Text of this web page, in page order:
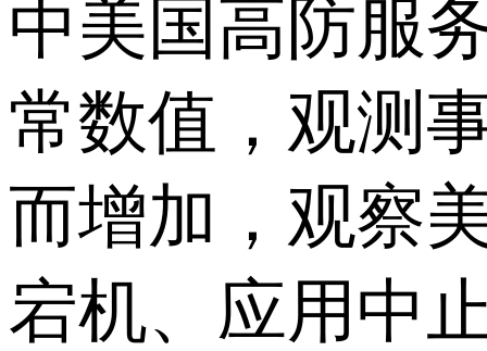
中美国高防服
常数值，观测
而增加，观察
宕机、应用中